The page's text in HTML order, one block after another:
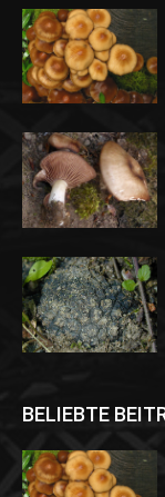
BELIEBTE